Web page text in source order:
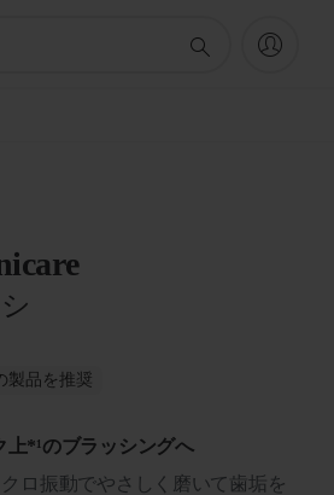
製品を推奨
*¹のブラッシングへ
ロ振動でやさしく磨いて歯垢を